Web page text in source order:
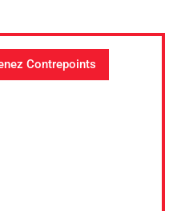
Contrepoints